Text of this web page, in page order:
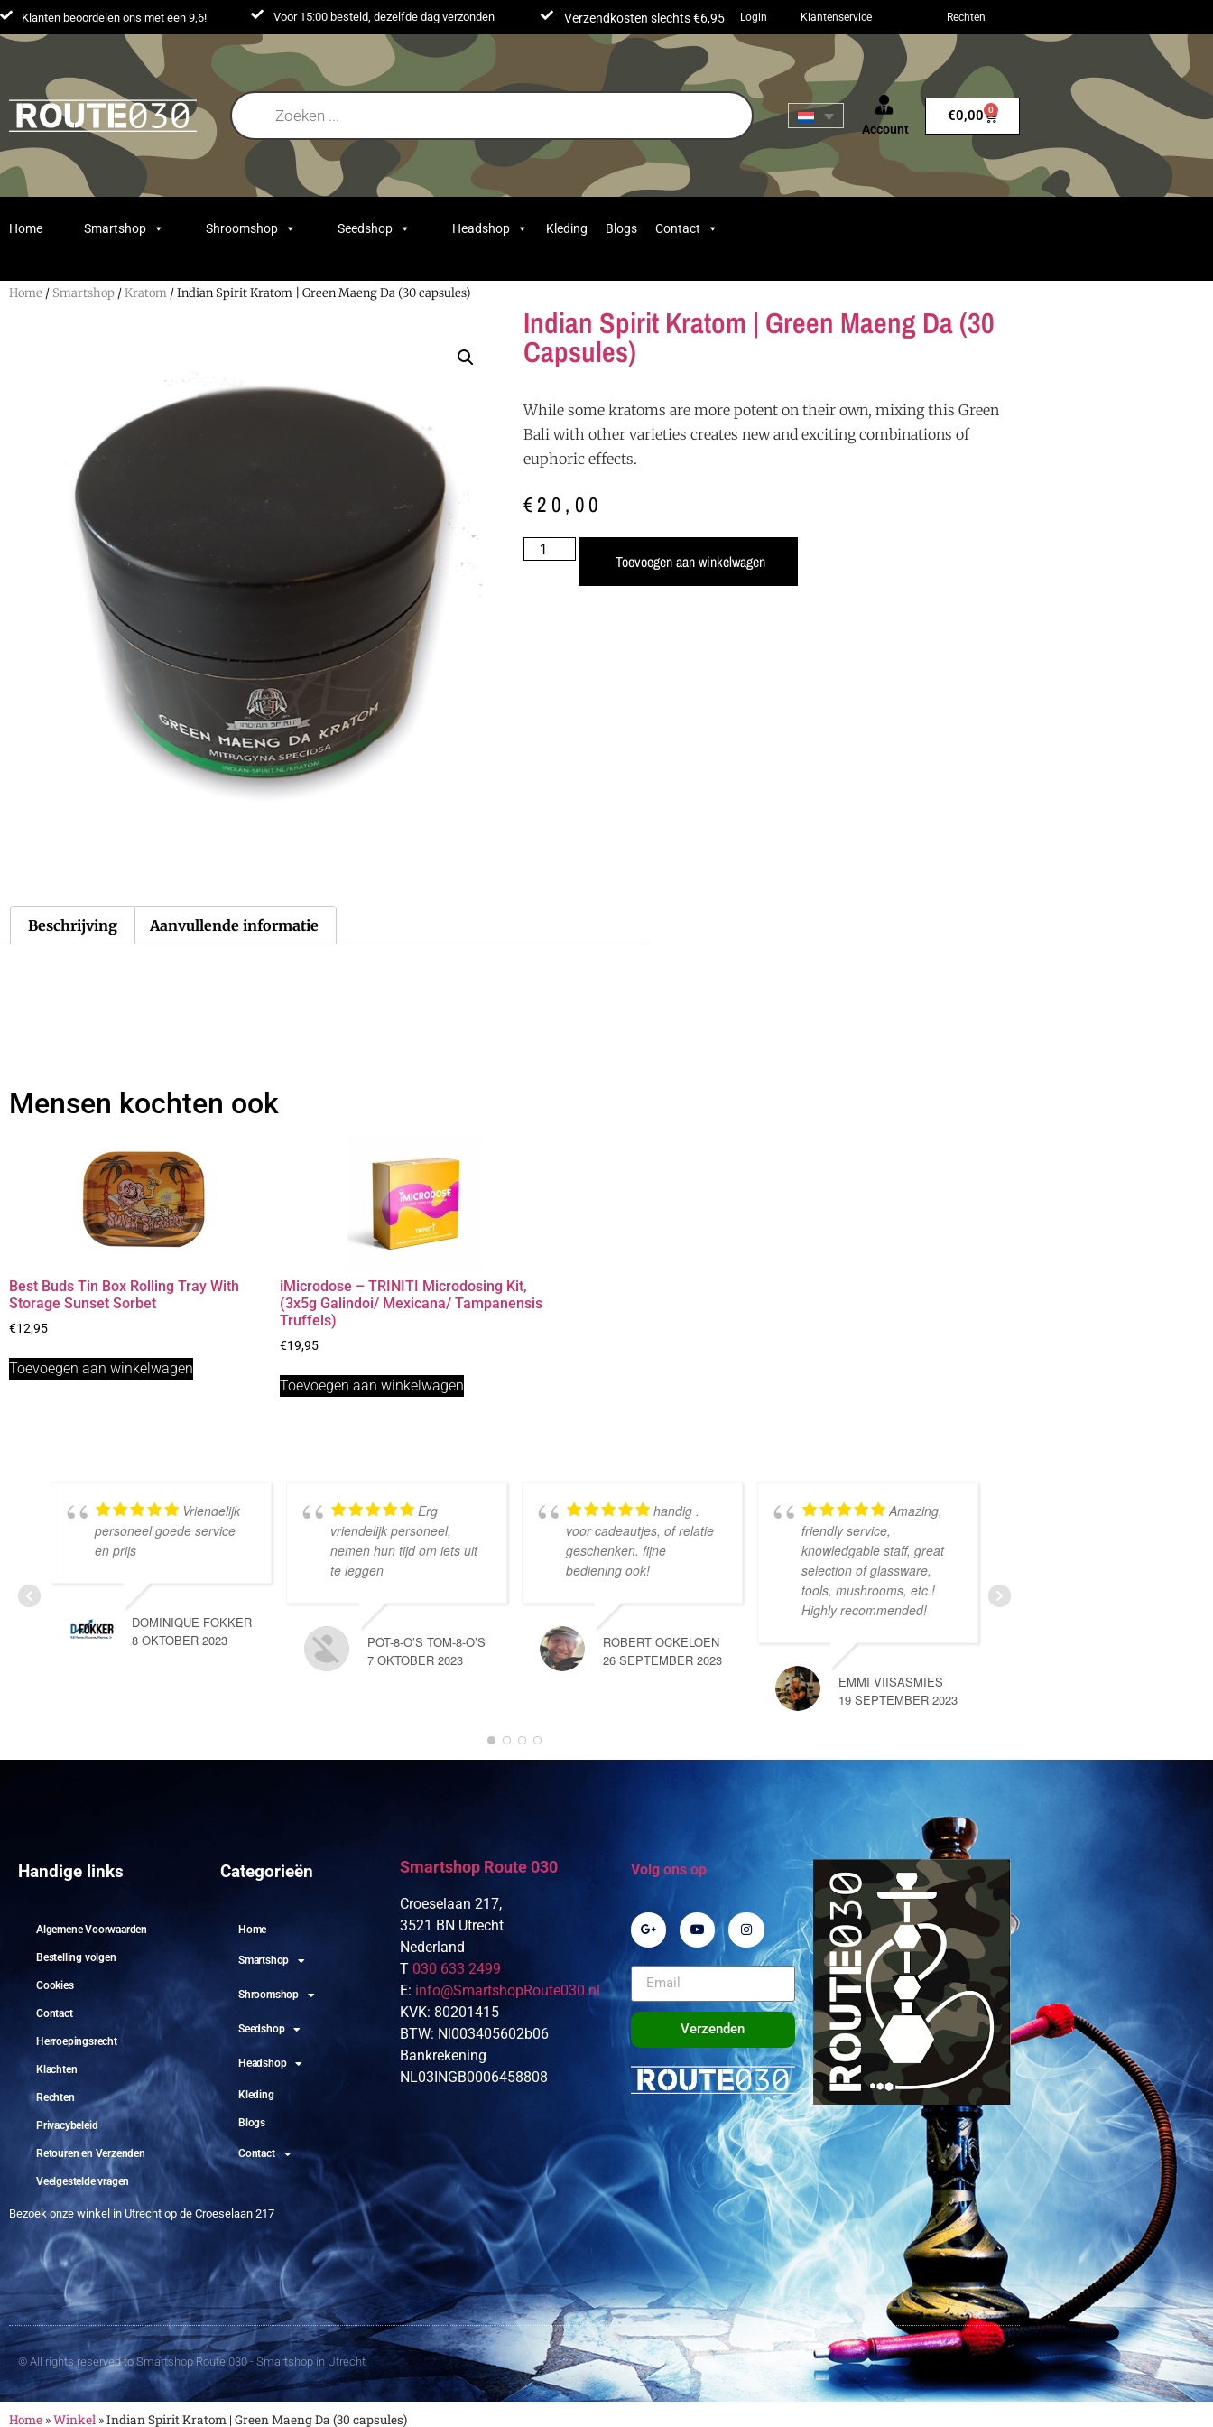
Klanten beoordelen ons met een 9,6! Voor 15:00 besteld, dezelfde dag verzonden Verzendkosten slechts €6,95 Login Klantenservice Rechten
Account
€0,00 0
Home Smartshop Shroomshop Seedshop Headshop Kleding Blogs Contact
Home / Smartshop /Kratom / Indian Spirit Kratom | Green Maeng Da (30 capsules)
Indian Spirit Kratom | Green Maeng Da (30
Capsules)
While some kratoms are more potent on their own, mixing this Green
Bali with other varieties creates new and exciting combinations of
euphoric effects.
€20,00
Toevoegen aan winkelwagen
Beschrijving Aanvullende informatie
Mensen kochten ook
Best Buds Tin Box Rolling Tray With
Storage Sunset Sorbet
€12,95
Toevoegen aan winkelwagen
iMicrodose – TRINITI Microdosing Kit,
(3x5g Galindoi/ Mexicana/ Tampanensis
Truffels)
€19,95
Toevoegen aan winkelwagen
Vriendelijk
personeel goede service
en prijs
DOMINIQUE FOKKER
8 OKTOBER 2023
Erg
vriendelijk personeel,
nemen hun tijd om iets uit
te leggen
POT-8-O’S TOM-8-O’S
7 OKTOBER 2023
handig .
voor cadeautjes, of relatie
geschenken. fijne
bediening ook!
ROBERT OCKELOEN
26 SEPTEMBER 2023
Amazing,
friendly service,
knowledgable staff, great
selection of glassware,
tools, mushrooms, etc.!
Highly recommended!
EMMI VIISASMIES
19 SEPTEMBER 2023
SEM VAN HEMERT
Handige links
Algemene Voorwaarden
Bestelling volgen
Cookies
Contact
Herroepingsrecht
Klachten
Rechten
Privacybeleid
Retouren en Verzenden
Veelgestelde vragen
Categorieën
Home
Smartshop
Shroomshop
Seedshop
Headshop
Kleding
Blogs
Contact
Smartshop Route 030
Croeselaan 217,
3521 BN Utrecht
Nederland
T 030 633 2499
E: info@SmartshopRoute030.nl
KVK: 80201415
BTW: Nl003405602b06
Bankrekening
NL03INGB0006458808
Volg ons op
Verzenden
Bezoek onze winkel in Utrecht op de Croeselaan 217
© All rights reserved to Smartshop Route 030 - Smartshop in Utrecht
Home »Winkel »Indian Spirit Kratom | Green Maeng Da (30 capsules)